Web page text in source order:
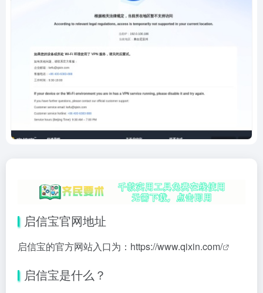
启信宝官网地址
启信宝的官方网站入口为： https://www.qixin.com/
启信宝是什么？